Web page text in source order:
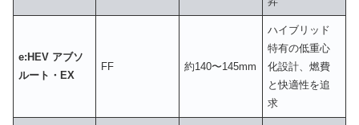
e:HEV アブソ
ルート・EX
FF 約140〜145mm
ハイブリッド
特有の低重心
化設計、燃費
と快適性を追
求